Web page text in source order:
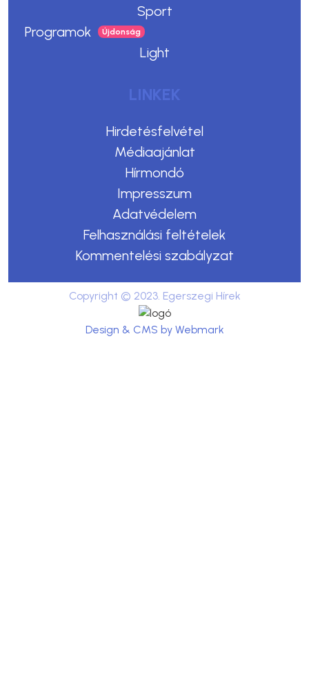
Sport
Programok
Light
LINKEK
Hirdetésfelvétel
Médiaajánlat
Hírmondó
Impresszum
Adatvédelem
Felhasználási feltételek
Kommentelési szabályzat
Copyright © 2023. Egerszegi Hírek
Design & CMS by Webmark